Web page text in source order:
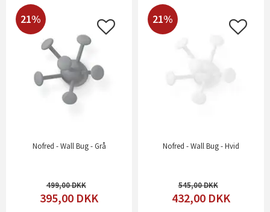
21%
Nofred - Wall Bug - Grå
499,00
395,00 DKK
21%
Nofred - Wall Bug - Hvid
545,00
432,00 DKK